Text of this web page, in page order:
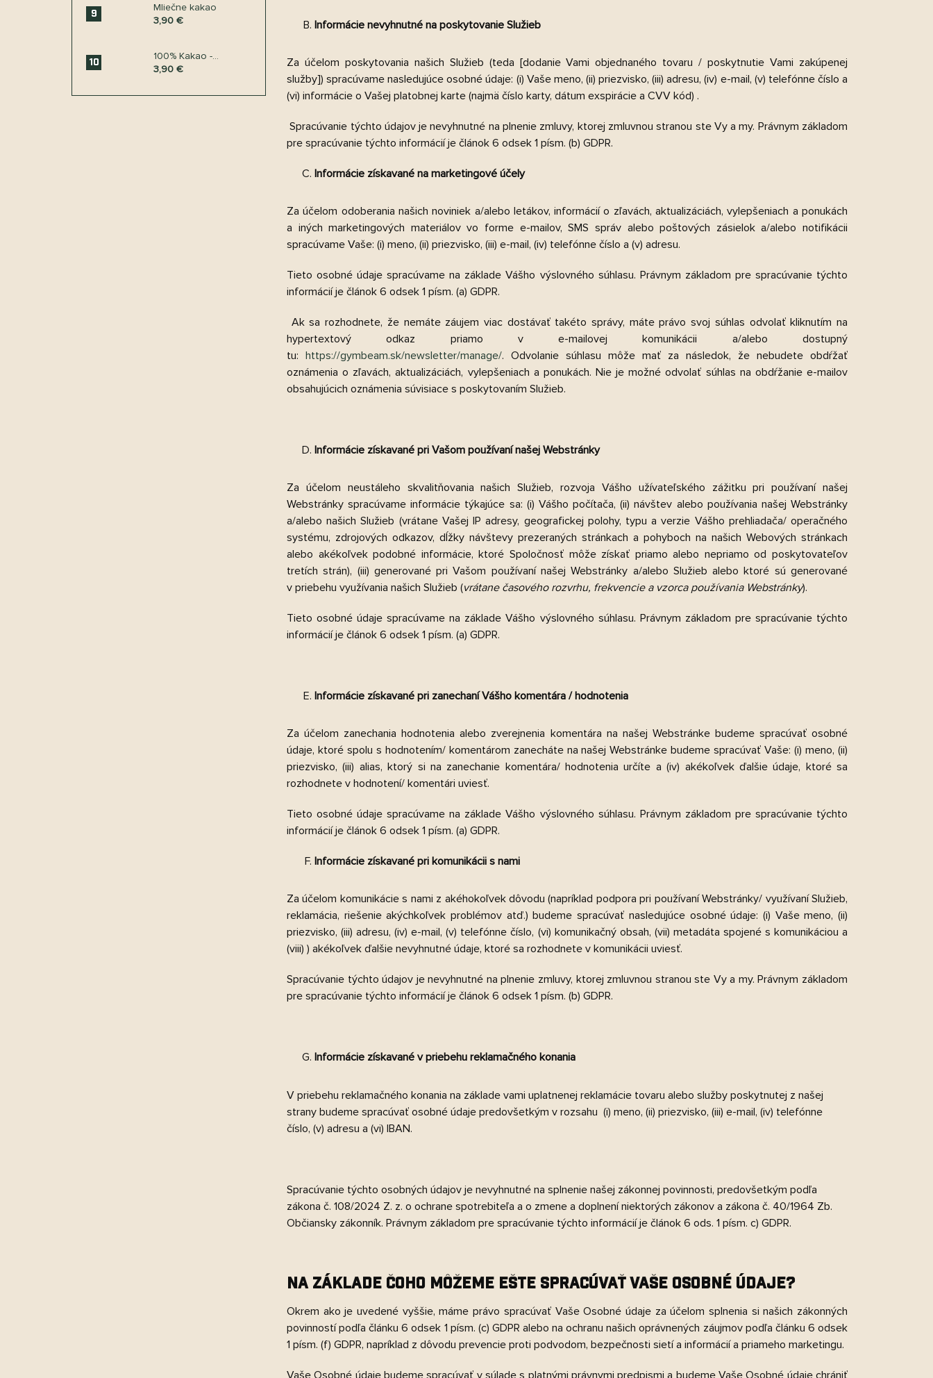
Mliečne kakao
3,90 €
100% Kakao -
Kolumbia Meta
3,90 €
Informácie nevyhnutné na poskytovanie Služieb
Za účelom poskytovania našich Služieb (teda [dodanie Vami objednaného tovaru / poskytnutie Vami zakúpenej
služby]) spracúvame nasledujúce osobné údaje: (i) Vaše meno, (ii) priezvisko, (iii) adresu, (iv) e-mail, (v) telefónne číslo a
(vi) informácie o Vašej platobnej karte (najmä číslo karty, dátum exspirácie a CVV kód) .
Spracúvanie týchto údajov je nevyhnutné na plnenie zmluvy, ktorej zmluvnou stranou ste Vy a my. Právnym základom
pre spracúvanie týchto informácií je článok 6 odsek 1 písm. (b) GDPR.
Informácie získavané na marketingové účely
Za účelom odoberania našich noviniek a/alebo letákov, informácií o zľavách, aktualizáciách, vylepšeniach a ponukách
a iných marketingových materiálov vo forme e-mailov, SMS správ alebo poštových zásielok a/alebo notifikácii
spracúvame Vaše: (i) meno, (ii) priezvisko, (iii) e-mail, (iv) telefónne číslo a (v) adresu.
Tieto osobné údaje spracúvame na základe Vášho výslovného súhlasu. Právnym základom pre spracúvanie týchto
informácií je článok 6 odsek 1 písm. (a) GDPR.
Ak sa rozhodnete, že nemáte záujem viac dostávať takéto správy, máte právo svoj súhlas odvolať kliknutím na
hypertextový odkaz priamo v e-mailovej komunikácii a/alebo dostupný
tu: https://gymbeam.sk/newsletter/manage/. Odvolanie súhlasu môže mať za následok, že nebudete obdŕžať
oznámenia o zľavách, aktualizáciách, vylepšeniach a ponukách. Nie je možné odvolať súhlas na obdŕžanie e-mailov
obsahujúcich oznámenia súvisiace s poskytovaním Služieb.
Informácie získavané pri Vašom používaní našej Webstránky
Za účelom neustáleho skvalitňovania našich Služieb, rozvoja Vášho užívateľského zážitku pri používaní našej
Webstránky spracúvame informácie týkajúce sa: (i) Vášho počítača, (ii) návštev alebo používania našej Webstránky
a/alebo našich Služieb (vrátane Vašej IP adresy, geografickej polohy, typu a verzie Vášho prehliadača/ operačného
systému, zdrojových odkazov, dĺžky návštevy prezeraných stránkach a pohyboch na našich Webových stránkach
alebo akékoľvek podobné informácie, ktoré Spoločnosť môže získať priamo alebo nepriamo od poskytovateľov
tretích strán), (iii) generované pri Vašom používaní našej Webstránky a/alebo Služieb alebo ktoré sú generované
v priebehu využívania našich Služieb (vrátane časového rozvrhu, frekvencie a vzorca používania Webstránky).
Tieto osobné údaje spracúvame na základe Vášho výslovného súhlasu. Právnym základom pre spracúvanie týchto
informácií je článok 6 odsek 1 písm. (a) GDPR.
Informácie získavané pri zanechaní Vášho komentára / hodnotenia
Za účelom zanechania hodnotenia alebo zverejnenia komentára na našej Webstránke budeme spracúvať osobné
údaje, ktoré spolu s hodnotením/ komentárom zanecháte na našej Webstránke budeme spracúvať Vaše: (i) meno, (ii)
priezvisko, (iii) alias, ktorý si na zanechanie komentára/ hodnotenia určíte a (iv) akékoľvek ďalšie údaje, ktoré sa
rozhodnete v hodnotení/ komentári uviesť.
Tieto osobné údaje spracúvame na základe Vášho výslovného súhlasu. Právnym základom pre spracúvanie týchto
informácií je článok 6 odsek 1 písm. (a) GDPR.
Informácie získavané pri komunikácii s nami
Za účelom komunikácie s nami z akéhokoľvek dôvodu (napríklad podpora pri používaní Webstránky/ využívaní Služieb,
reklamácia, riešenie akýchkoľvek problémov atď.) budeme spracúvať nasledujúce osobné údaje: (i) Vaše meno, (ii)
priezvisko, (iii) adresu, (iv) e-mail, (v) telefónne číslo, (vi) komunikačný obsah, (vii) metadáta spojené s komunikáciou a
(viii) ) akékoľvek ďalšie nevyhnutné údaje, ktoré sa rozhodnete v komunikácii uviesť.
Spracúvanie týchto údajov je nevyhnutné na plnenie zmluvy, ktorej zmluvnou stranou ste Vy a my. Právnym základom
pre spracúvanie týchto informácií je článok 6 odsek 1 písm. (b) GDPR.
Informácie získavané v priebehu reklamačného konania
V priebehu reklamačného konania na základe vami uplatnenej reklamácie tovaru alebo služby poskytnutej z našej
strany budeme spracúvať osobné údaje predovšetkým v rozsahu (i) meno, (ii) priezvisko, (iii) e-mail, (iv) telefónne
číslo, (v) adresu a (vi) IBAN.
Spracúvanie týchto osobných údajov je nevyhnutné na splnenie našej zákonnej povinnosti, predovšetkým podľa
zákona č. 108/2024 Z. z. o ochrane spotrebiteľa a o zmene a doplnení niektorých zákonov a zákona č. 40/1964 Zb.
Občiansky zákonník. Právnym základom pre spracúvanie týchto informácií je článok 6 ods. 1 písm. c) GDPR.
NA ZÁKLADE ČOHO MÔŽEME EŠTE SPRACÚVAŤ VAŠE OSOBNÉ ÚDAJE?
Okrem ako je uvedené vyššie, máme právo spracúvať Vaše Osobné údaje za účelom splnenia si našich zákonných
povinností podľa článku 6 odsek 1 písm. (c) GDPR alebo na ochranu našich oprávnených záujmov podľa článku 6 odsek
1 písm. (f) GDPR, napríklad z dôvodu prevencie proti podvodom, bezpečnosti sietí a informácií a priameho marketingu.
Vaše Osobné údaje budeme spracúvať v súlade s platnými právnymi predpismi a budeme Vaše Osobné údaje chrániť